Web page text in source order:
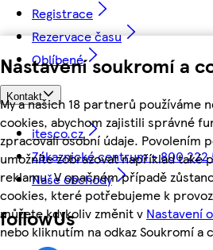
Nastavení soukromí a
My a našich 18 partnerů používáme
cookies, abychom zajistili správné
zpracovali osobní údaje. Povolením
umožníte zobrazovat například také
reklamu. V opačném případě
cookies, které potřebujeme k
můžete kdykoliv změnit v Nastavení
nebo kliknutím na odkaz Soukromí a
Registrace
Rezervace času
Oblíbené
Kontakt
itesco.cz
Zákaznické centrum - 800 222
Naše obchody
followUs